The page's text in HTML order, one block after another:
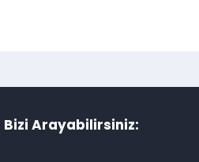
Bizi Arayabilirsiniz: